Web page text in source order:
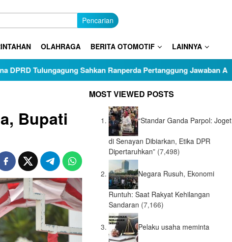
Pencarian
OLAHRAGA BERITA OTOMOTIF LAINNYA
Sahkan Ranperda Pertanggung Jawaban APBD 2025
Bupati
MOST VIEWED POSTS
“Standar Ganda Parpol: Joget
di Senayan Dibiarkan, Etika DPR
Dipertaruhkan” (7,498)
Negara Rusuh, Ekonomi
Runtuh: Saat Rakyat Kehilangan
Sandaran (7,166)
Pelaku usaha meminta